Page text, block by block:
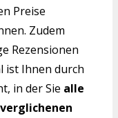
Preise
Zudem
Rezensionen
ist Ihnen durch
in der Sie alle